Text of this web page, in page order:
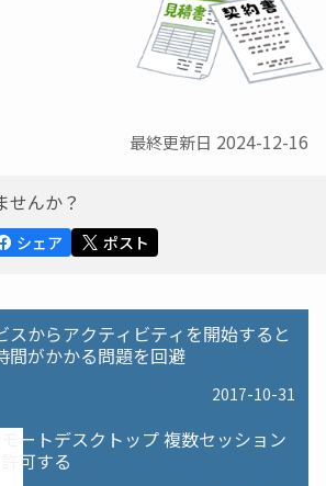
最終更新日 2024-12-16
せんか？
シェア ポスト
スからアクティビティを開始すると
間がかかる問題を回避
2017-10-31
モートデスクトップ 複数セッション
許可する